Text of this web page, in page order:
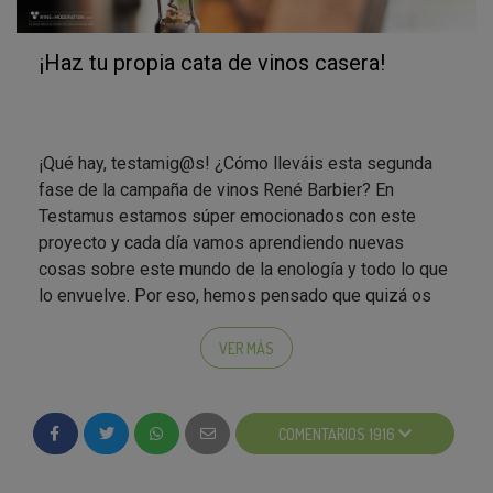
¡Haz tu propia cata de vinos casera!
¡Qué hay, testamig@s! ¿Cómo lleváis esta segunda
fase de la campaña de vinos René Barbier? En
Testamus estamos súper emocionados con este
proyecto y cada día vamos aprendiendo nuevas
cosas sobre este mundo de la enología y todo lo que
lo envuelve. Por eso, hemos pensado que quizá os
gustaría saber algunos tips sobre cómo realizar una
cata de vinos casera, seguro que os
para llevar a cabo en reuniones
lleguen con la caja Testamus. Lo dicho, ahí van
algunos consejitos sobre cómo catar un vino aún sin
VER MÁS
COMENTARIOS 1916